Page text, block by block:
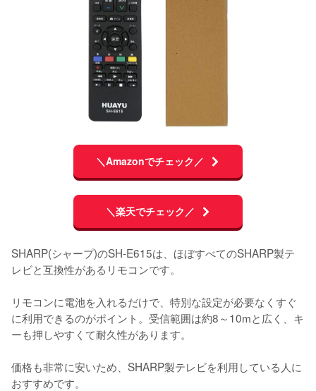
＼Amazonでチェック／
＼楽天でチェック／
SHARP(シャープ)のSH-E615は、ほぼすべてのSHARP製テ
レビと互換性があるリモコンです。
リモコンに電池を入れるだけで、特別な設定が必要なくすぐ
に利用できるのがポイント。受信範囲は約8～10mと広く、キ
ーも押しやすくて耐久性があります。
価格も非常に安いため、SHARP製テレビを利用している人に
おすすめです。